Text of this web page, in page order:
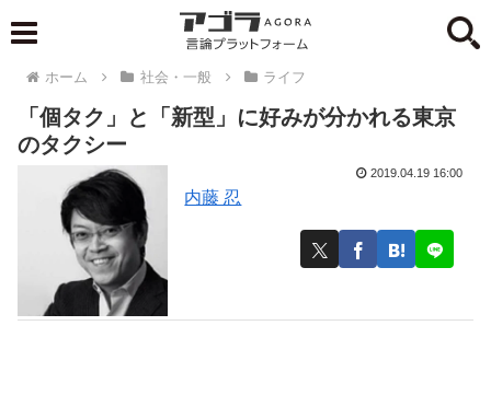
ホーム 社会・一般 ライフ
「個タク」と「新型」に好みが分かれる東京
のタクシー
内藤 忍
2019.04.19 16:00